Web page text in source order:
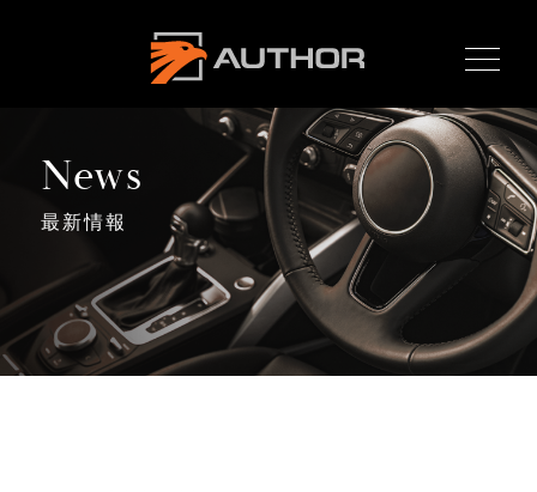
サーアラーム home
Home
ホーム
News
最新情報
News
最新情報